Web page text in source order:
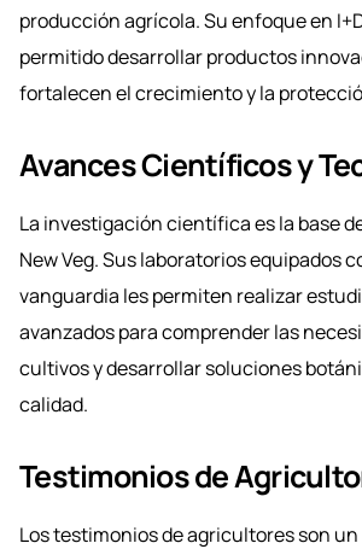
producción agrícola. Su enfoque en
permitido desarrollar productos
fortalecen el crecimiento y la
Avances Científicos y
La investigación científica es la base
New Veg. Sus laboratorios equipados
vanguardia les permiten realizar
avanzados para comprender las
cultivos y desarrollar soluciones
calidad.
Testimonios de
Los testimonios de agricultores son